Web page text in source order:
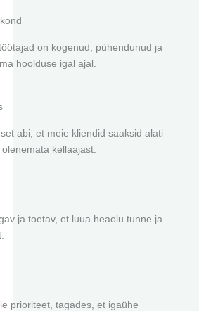
on kogenud, pühendunud ja
hoolduse igal ajal.
abi, et meie kliendid saaksid alati
kellaajast.
ja toetav, et luua heaolu tunne ja
prioriteet, tagades, et igaühe